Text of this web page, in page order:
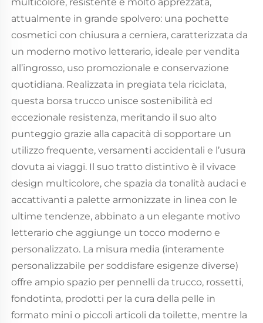
attualmente in grande spolvero: una pochette
cosmetici con chiusura a cerniera, caratterizzata da
un moderno motivo letterario, ideale per vendita
all’ingrosso, uso promozionale e conservazione
quotidiana. Realizzata in pregiata tela riciclata,
questa borsa trucco unisce sostenibilità ed
eccezionale resistenza, meritando il suo alto
punteggio grazie alla capacità di sopportare un
utilizzo frequente, versamenti accidentali e l’usura
dovuta ai viaggi. Il suo tratto distintivo è il vivace
design multicolore, che spazia da tonalità audaci e
accattivanti a palette armonizzate in linea con le
ultime tendenze, abbinato a un elegante motivo
letterario che aggiunge un tocco moderno e
personalizzato. La misura media (interamente
personalizzabile per soddisfare esigenze diverse)
offre ampio spazio per pennelli da trucco, rossetti,
fondotinta, prodotti per la cura della pelle in
formato mini o piccoli articoli da toilette, mentre la